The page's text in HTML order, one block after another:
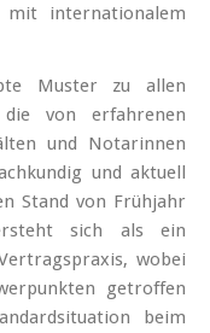
mit internationalem
Muster zu allen
die von erfahrenen
und Notarinnen
und aktuell
Stand von Frühjahr
sich als ein
wobei
getroffen
beim